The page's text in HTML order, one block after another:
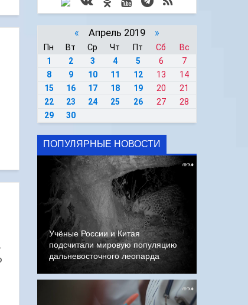
« Апрель 2019 »
Пн Вт Ср Чт Пт Сб
Вс
1
2 3 4 5 6
7
8
9 10 11 12 13
14
15
16 17 18 19 20
21
22
23 24 25 26 27
28
29
30
ПОПУЛЯРНЫЕ НОВОСТИ
Учёные России и Китая
подсчитали мировую популяцию
дальневосточного леопарда